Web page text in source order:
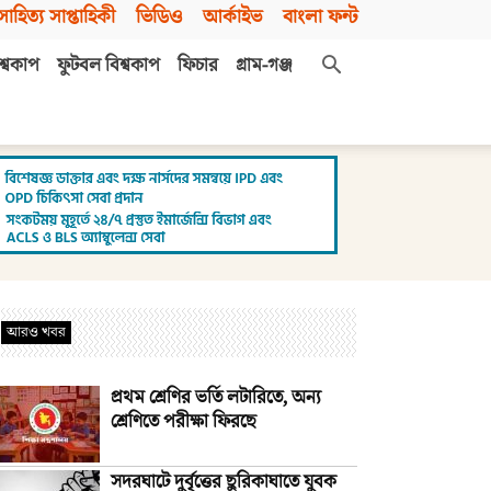
সাপ্তাহিকী ভিডিও আর্কাইভ বাংলা ফন্ট
ফুটবল বিশ্বকাপ ফিচার গ্রাম-গঞ্জ
আরও খবর
প্রথম শ্রেণির ভর্তি লটারিতে, অন্য
শ্রেণিতে পরীক্ষা ফিরছে
সদরঘাটে দুর্বৃত্তের ছুরিকাঘাতে যুবক